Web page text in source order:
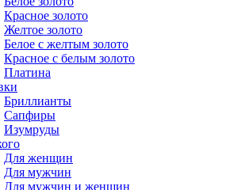
Красное золото
Желтое золото
Белое с желтым золото
Красное с белым золото
Платина
Бриллианты
Сапфиры
Изумруды
Для женщин
Для мужчин
Для мужчин и женщин